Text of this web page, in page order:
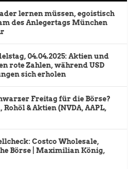
lernen müssen, egoistisch
des Anlegertags München
04.04.2025: Aktien und
rote Zahlen, während USD
sich erholen
Freitag für die Börse?
Rohöl & Aktien (NVDA, AAPL,
Costco Wholesale,
Börse | Maximilian König,